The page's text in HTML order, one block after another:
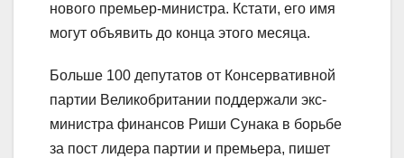
нового премьер-министра. Кстати, его имя
могут объявить до конца этого месяца.
Больше 100 депутатов от Консервативной
партии Великобритании поддержали экс-
министра финансов Риши Сунака в борьбе
за пост лидера партии и премьера, пишет